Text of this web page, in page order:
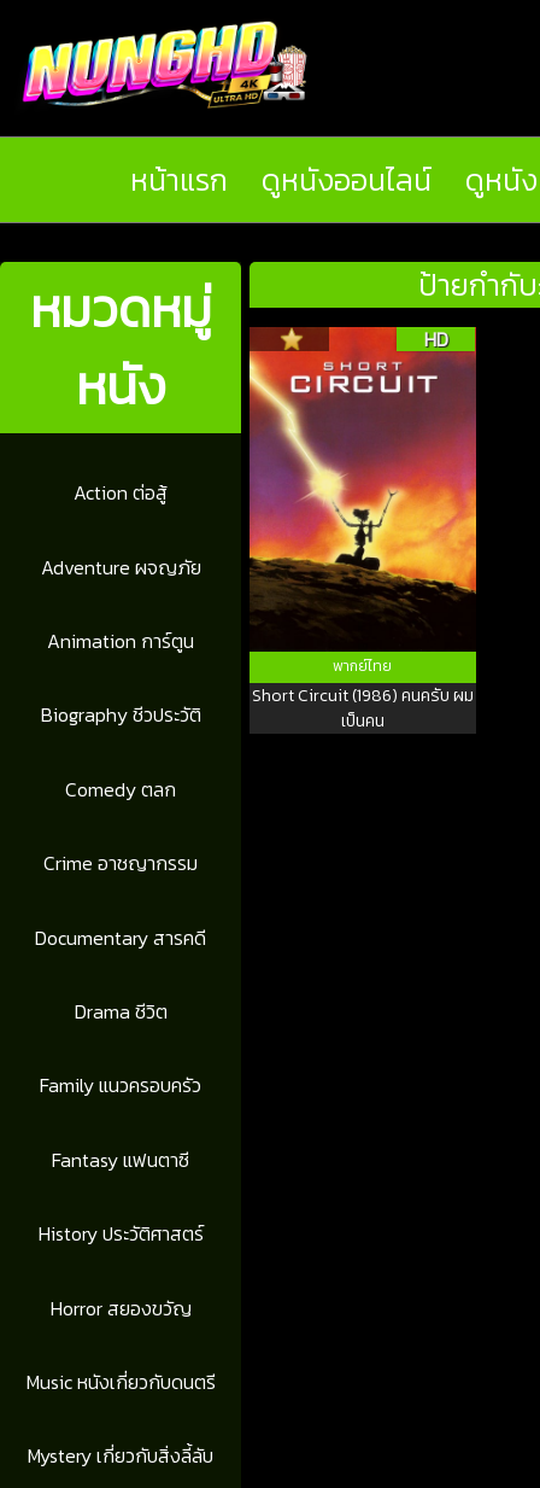
หน้าแรก ดูหนังออนไลน์ ดูหนั
หมวดหมู่
หนัง
Action ต่อสู้
Adventure ผจญภัย
Animation การ์ตูน
Biography ชีวประวัติ
Comedy ตลก
Crime อาชญากรรม
Documentary สารคดี
Drama ชีวิต
Family แนวครอบครัว
Fantasy แฟนตาซี
History ประวัติศาสตร์
Horror สยองขวัญ
Music หนังเกี่ยวกับดนตรี
Mystery เกี่ยวกับสิ่งลี้ลับ
ป้ายกำกั
HD
พากย์ไทย
Short Circuit (1986) คนครับ ผม
เป็นคน